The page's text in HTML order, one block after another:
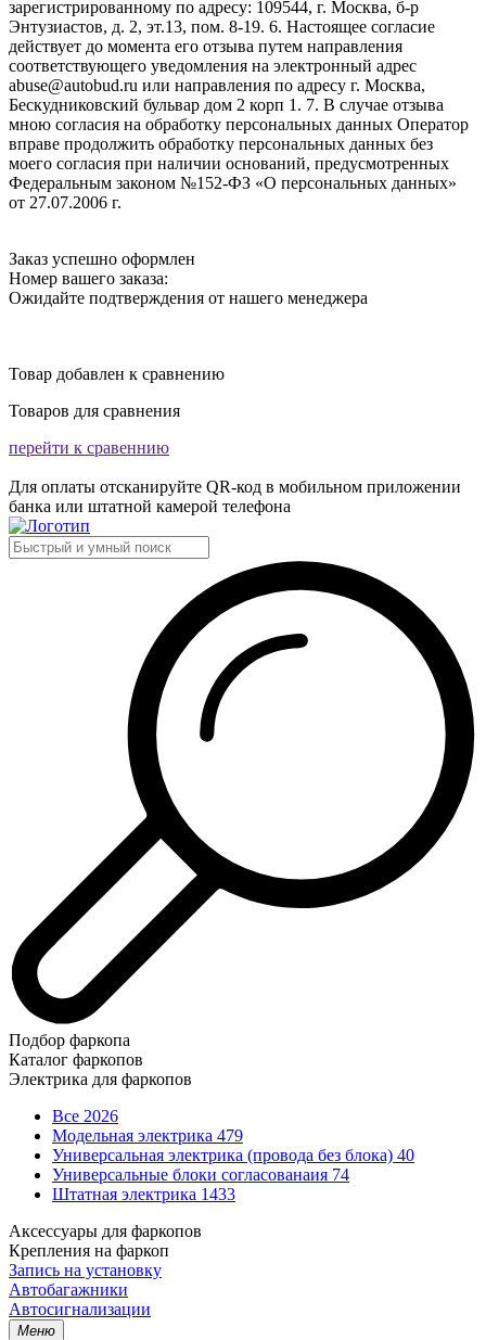
зарегистрированному по адресу: 109544, г. Москва, б-р
Энтузиастов, д. 2, эт.13, пом. 8-19. 6. Настоящее согласие
действует до момента его отзыва путем направления
соответствующего уведомления на электронный адрес
abuse@autobud.ru или направления по адресу г. Москва,
Бескудниковский бульвар дом 2 корп 1. 7. В случае отзыва
мною согласия на обработку персональных данных Оператор
вправе продолжить обработку персональных данных без
моего согласия при наличии оснований, предусмотренных
Федеральным законом №152-ФЗ «О персональных данных»
от 27.07.2006 г.
Заказ успешно оформлен
Номер вашего заказа:
Ожидайте подтверждения от нашего менеджера
Товар добавлен к сравнению
Товаров для сравнения
перейти к сравеннию
Для оплаты отсканируйте QR-код в мобильном приложении
банка или штатной камерой телефона
Подбор фаркопа
Каталог фаркопов
Электрика для фаркопов
Все 2026
Модельная электрика 479
Универсальная электрика (провода без блока) 40
Универсальные блоки согласованаия 74
Штатная электрика 1433
Аксессуары для фаркопов
Крепления на фаркоп
Запись на установку
Автобагажники
Автосигнализации
Меню